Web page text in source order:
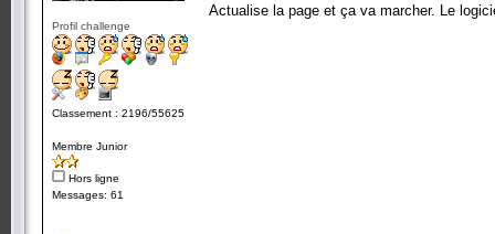
Profil challenge
Classement : 2196/55625
Membre Junior
Hors ligne
Messages: 61
Actualise la page et ça va marcher. Le